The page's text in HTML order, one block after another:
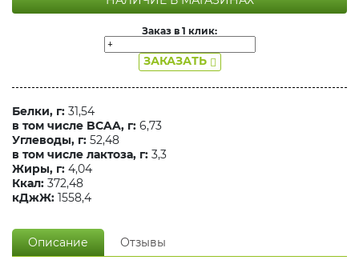
Заказ в 1 клик:
ЗАКАЗАТЬ
Белки, г: 31,54
в том числе BCAA, г: 6,73
Углеводы, г: 52,48
в том числе лактоза, г: 3,3
Жиры, г: 4,04
Ккал: 372,48
кДжЖ: 1558,4
Описание Отзывы